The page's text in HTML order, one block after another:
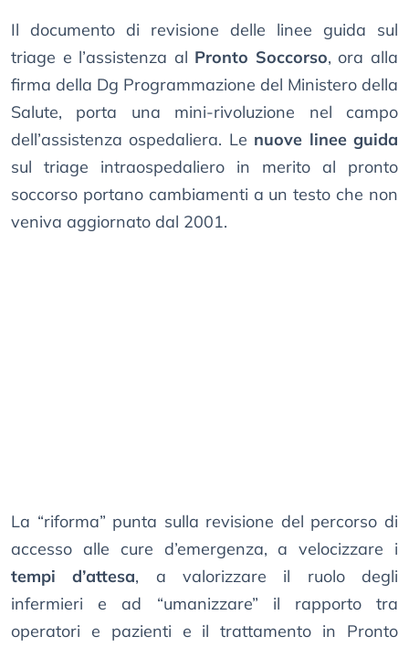
Il documento di revisione delle linee guida sul
triage e l’assistenza al Pronto Soccorso, ora alla
firma della Dg Programmazione del Ministero della
Salute, porta una mini-rivoluzione nel campo
dell’assistenza ospedaliera. Le nuove linee guida
sul triage intraospedaliero in merito al pronto
soccorso portano cambiamenti a un testo che non
veniva aggiornato dal 2001.
La “riforma” punta sulla revisione del percorso di
accesso alle cure d’emergenza, a velocizzare i
tempi d’attesa, a valorizzare il ruolo degli
infermieri e ad “umanizzare” il rapporto tra
operatori e pazienti e il trattamento in Pronto